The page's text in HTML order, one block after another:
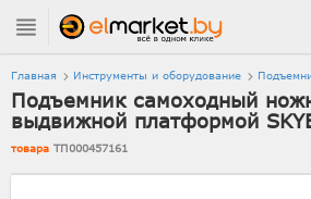
Главная Инструменты и оборудование
Подъемник самоходный
выдвижной платформой
товара ТП000457161